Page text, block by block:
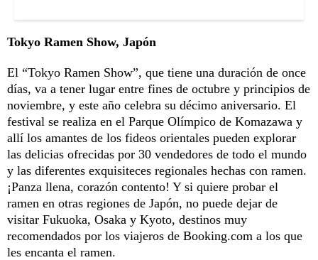
Tokyo Ramen Show, Japón
El “Tokyo Ramen Show”, que tiene una duración de once
días, va a tener lugar entre fines de octubre y principios de
noviembre, y este año celebra su décimo aniversario. El
festival se realiza en el Parque Olímpico de Komazawa y
allí los amantes de los fideos orientales pueden explorar
las delicias ofrecidas por 30 vendedores de todo el mundo
y las diferentes exquisiteces regionales hechas con ramen.
¡Panza llena, corazón contento! Y si quiere probar el
ramen en otras regiones de Japón, no puede dejar de
visitar Fukuoka, Osaka y Kyoto, destinos muy
recomendados por los viajeros de Booking.com a los que
les encanta el ramen.